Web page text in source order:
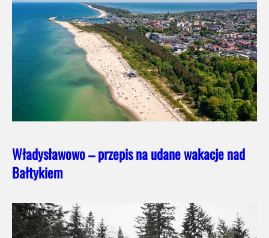
Władysławowo – przepis na udane wakacje nad
Bałtykiem